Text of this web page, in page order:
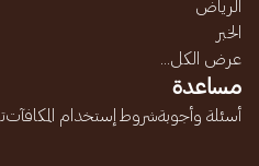
الرياض
الخبر
عرض الكل...
مساعدة
أسئلة وأجوبةشروط إستخدام المكافآت